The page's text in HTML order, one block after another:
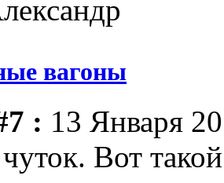
вагоны
: 13 Января
Вот